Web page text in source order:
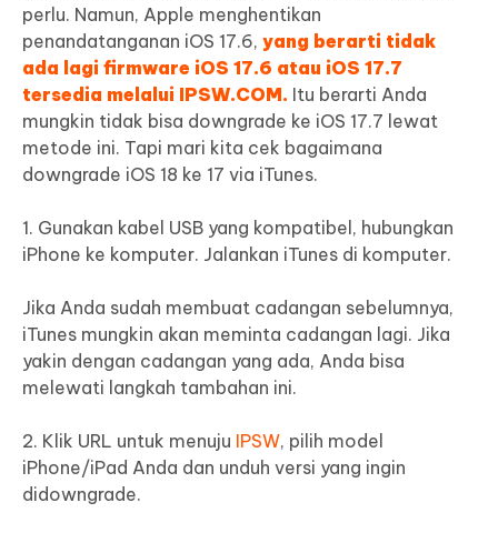
perlu. Namun, Apple menghentikan
penandatanganan iOS 17.6, yang berarti tidak
ada lagi firmware iOS 17.6 atau iOS 17.7
tersedia melalui IPSW.COM. Itu berarti Anda
mungkin tidak bisa downgrade ke iOS 17.7 lewat
metode ini. Tapi mari kita cek bagaimana
downgrade iOS 18 ke 17 via iTunes.
1. Gunakan kabel USB yang kompatibel, hubungkan
iPhone ke komputer. Jalankan iTunes di komputer.
Jika Anda sudah membuat cadangan sebelumnya,
iTunes mungkin akan meminta cadangan lagi. Jika
yakin dengan cadangan yang ada, Anda bisa
melewati langkah tambahan ini.
2. Klik URL untuk menuju IPSW, pilih model
iPhone/iPad Anda dan unduh versi yang ingin
didowngrade.